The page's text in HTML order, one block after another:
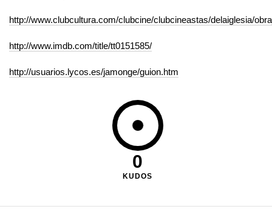
http://www.clubcultura.com/clubcine/clubcineastas/delaiglesia/
http://www.imdb.com/title/tt0151585/
http://usuarios.lycos.es/jamonge/guion.htm
0
KUDOS